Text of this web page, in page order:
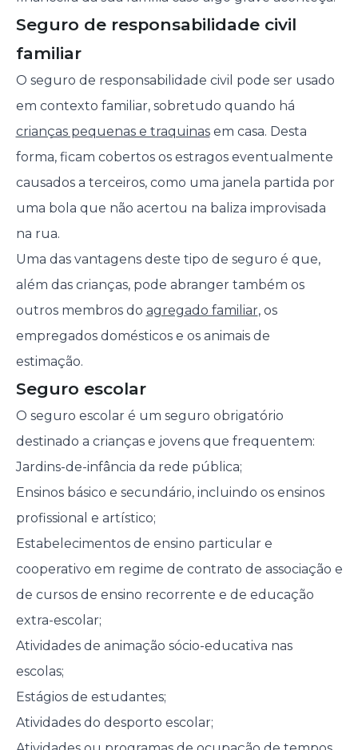
Seguro de responsabilidade civil
familiar
O seguro de responsabilidade civil pode ser usado
em contexto familiar, sobretudo quando há
crianças pequenas e traquinasem casa. Desta
forma, ficam cobertos os estragos eventualmente
causados a terceiros, como uma janela partida por
uma bola que não acertou na baliza improvisada
na rua.
Uma das vantagens deste tipo de seguro é que,
além das crianças, pode abranger também os
outros membros do agregado familiar, os
empregados domésticos e os animais de
estimação.
Seguro escolar
O seguro escolar é um seguro obrigatório
destinado a crianças e jovens que frequentem:
Jardins-de-infância da rede pública;
Ensinos básico e secundário, incluindo os ensinos
profissional e artístico;
Estabelecimentos de ensino particular e
cooperativo em regime de contrato de associação e
de cursos de ensino recorrente e de educação
extra-escolar;
Atividades de animação sócio-educativa nas
escolas;
Estágios de estudantes;
Atividades do desporto escolar;